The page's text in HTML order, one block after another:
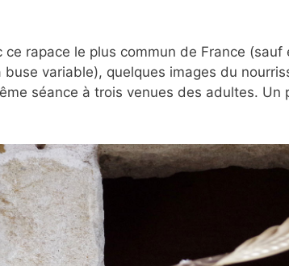
ce rapace le plus commun de France (sauf
buse variable), quelques images du
séance à trois venues des adultes. Un